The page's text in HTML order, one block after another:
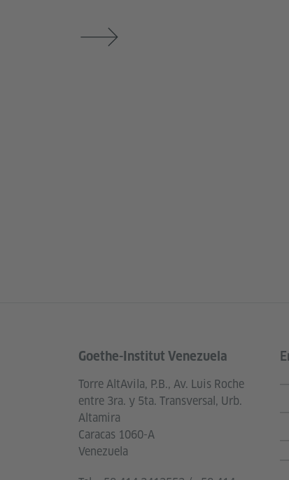
Service- und Informationsbereich
Goethe-Institut Venezuela
Torre AltAvila, P.B., Av. Luis Roche
entre 3ra. y 5ta. Transversal, Urb.
Altamira
Caracas 1060-A
Venezuela